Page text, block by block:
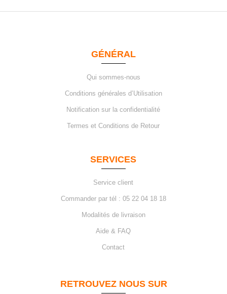
GÉNÉRAL
Qui sommes-nous
Conditions générales d’Utilisation
Notification sur la confidentialité
Termes et Conditions de Retour
SERVICES
Service client
Commander par tél : 05 22 04 18 18
Modalités de livraison
Aide & FAQ
Contact
RETROUVEZ NOUS SUR